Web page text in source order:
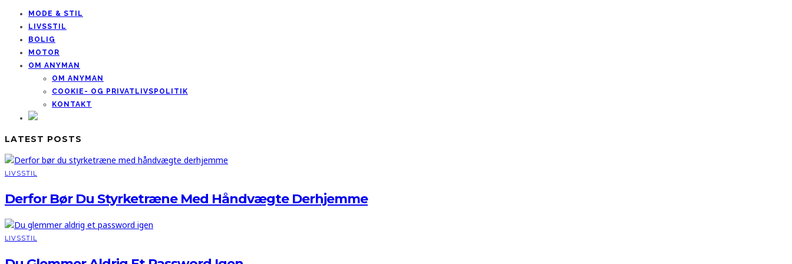
MODE & STIL
LIVSSTIL
BOLIG
MOTOR
OM ANYMAN
OM ANYMAN
COOKIE- OG PRIVATLIVSPOLITIK
KONTAKT
LATEST POSTS
LIVSSTIL
Derfor Bør Du Styrketræne Med Håndvægte Derhjemme
LIVSSTIL